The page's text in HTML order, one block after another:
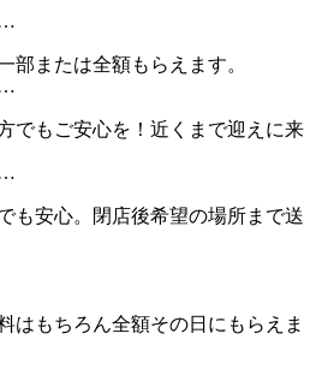
…
部または全額もらえます。
…
でもご安心を！近くまで迎えに来
…
も安心。閉店後希望の場所まで送
はもちろん全額その日にもらえま